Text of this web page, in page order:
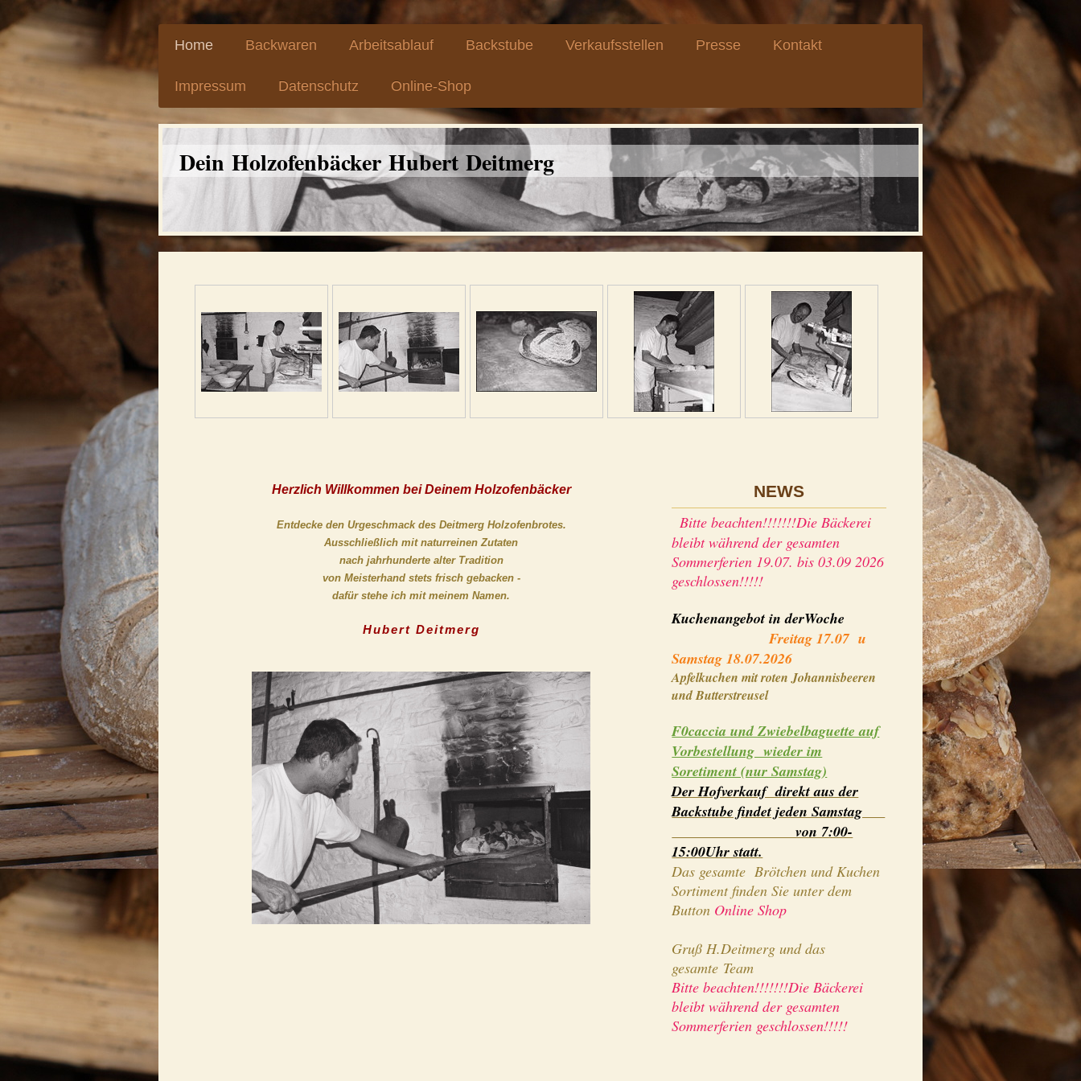
Home Backwaren Arbeitsablauf Backstube Verkaufsstellen Presse Kontakt
Impressum Datenschutz Online-Shop
Dein Holzofenbäcker Hubert Deitmerg
Herzlich Willkommen bei Deinem Holzofenbäcker
Entdecke den Urgeschmack des Deitmerg Holzofenbrotes.
Ausschließlich mit naturreinen Zutaten
nach jahrhunderte alter Tradition
von Meisterhand stets frisch gebacken -
dafür stehe ich mit meinem Namen.
Hubert Deitmerg
NEWS
Bitte beachten!!!!!!!Die Bäckerei
bleibt während der gesamten
Sommerferien 19.07. bis 03.09 2026
geschlossen!!!!!
Kuchenangebot in derWoche
Freitag 17.07 u
Samstag 18.07.2026
Apfelkuchen mit roten Johannisbeeren
und Butterstreusel
F0caccia und Zwiebelbaguette auf
Vorbestellung wieder im
Soretiment (nur Samstag)
Der Hofverkauf direkt aus der
Backstube findet jeden Samstag
von 7:00-
15:00Uhr statt.
Das gesamte Brötchen und Kuchen
Sortiment finden Sie unter dem
Button Online Shop
Gruß H.Deitmerg und das
gesamte Team
Bitte beachten!!!!!!!Die Bäckerei
bleibt während der gesamten
Sommerferien geschlossen!!!!!